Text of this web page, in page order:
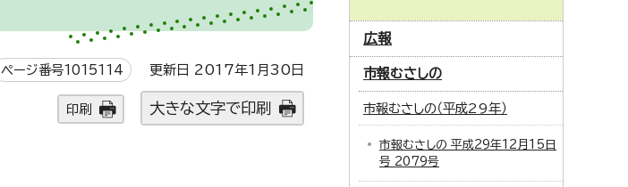
ページ番号1015114 更新日 2017年1月30日
印刷 大きな文字で印刷
広報
市報むさしの
市報むさしの（平成29年）
市報むさしの 平成29年12月15日
号 2079号